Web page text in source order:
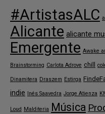
#ArtistasALC
Alicante alicante
Emergente Awake
Brainstorming Carlota Adrove chill
Dinamitera Draszem Estirga
indie Inés Saavedra Jorge Atienza
Loud Malditeria Música